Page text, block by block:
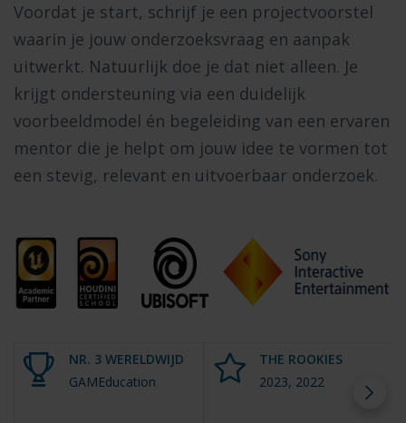
Voordat je start, schrijf je een projectvoorstel
waarin je jouw onderzoeksvraag en aanpak
uitwerkt. Natuurlijk doe je dat niet alleen. Je
krijgt ondersteuning via een duidelijk
voorbeeldmodel én begeleiding van een ervaren
mentor die je helpt om jouw idee te vormen tot
een stevig, relevant en uitvoerbaar onderzoek.
NR. 3 WERELDWIJD
GAMEducation
THE ROOKIES
2023, 2022